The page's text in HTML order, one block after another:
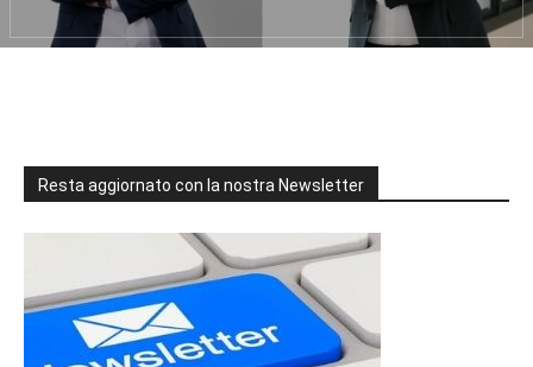
Resta aggiornato con la nostra Newsletter